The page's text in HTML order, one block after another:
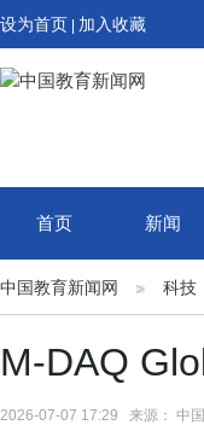
设为首页 加入收藏
首页 新闻
中国教育新闻网 科技
M-DAQ
2026-07-07 17:29 来源： 中